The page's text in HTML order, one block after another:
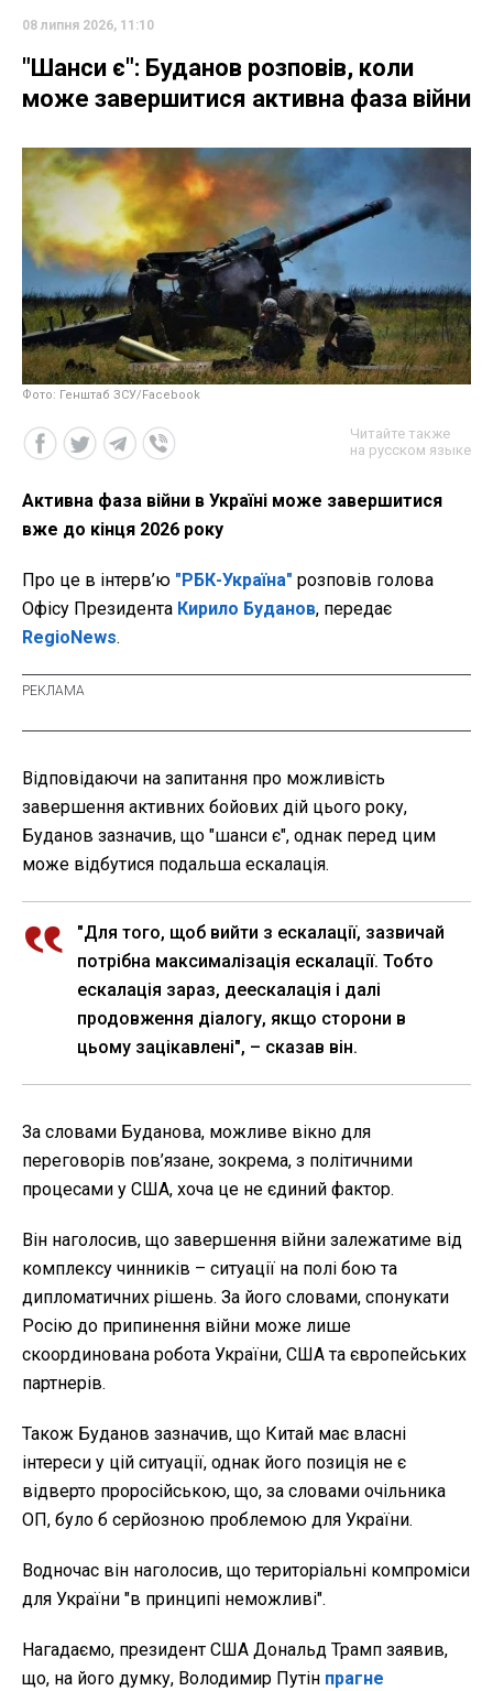
08 липня 2026, 11:10
"Шанси є": Буданов розповів, коли
може завершитися активна фаза війни
Фото: Генштаб ЗСУ/Facebook
Читайте также
на русском языке
Активна фаза війни в Україні може завершитися
вже до кінця 2026 року
Про це в інтерв’ю "РБК-Україна" розповів голова
Офісу Президента Кирило Буданов, передає
RegioNews.
Відповідаючи на запитання про можливість
завершення активних бойових дій цього року,
Буданов зазначив, що "шанси є", однак перед цим
може відбутися подальша ескалація.
"Для того, щоб вийти з ескалації, зазвичай
потрібна максималізація ескалації. Тобто
ескалація зараз, деескалація і далі
продовження діалогу, якщо сторони в
цьому зацікавлені", – сказав він.
За словами Буданова, можливе вікно для
переговорів пов’язане, зокрема, з політичними
процесами у США, хоча це не єдиний фактор.
Він наголосив, що завершення війни залежатиме від
комплексу чинників – ситуації на полі бою та
дипломатичних рішень. За його словами, спонукати
Росію до припинення війни може лише
скоординована робота України, США та європейських
партнерів.
Також Буданов зазначив, що Китай має власні
інтереси у цій ситуації, однак його позиція не є
відверто проросійською, що, за словами очільника
ОП, було б серйозною проблемою для України.
Водночас він наголосив, що територіальні компроміси
для України "в принципі неможливі".
Нагадаємо, президент США Дональд Трамп заявив,
що, на його думку, Володимир Путін прагне